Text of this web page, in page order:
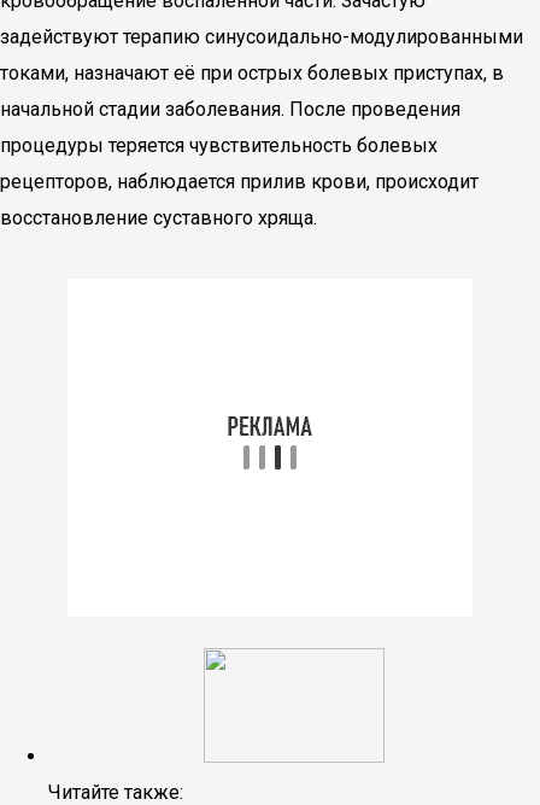
задействуют терапию синусоидально-модулированными
токами, назначают её при острых болевых приступах, в
начальной стадии заболевания. После проведения
процедуры теряется чувствительность болевых
рецепторов, наблюдается прилив крови, происходит
восстановление суставного хряща.
Читайте также: